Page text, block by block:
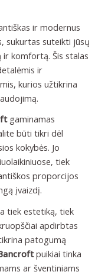
ir modernus
sukurtas suteikti jūsų
komfortą. Šis stalas
ir
kurios užtikrina
gaminamas
būti tikri dėl
kokybės. Jo
tiek
proporcijos
įvaizdį.
tiek estetiką, tiek
apdirbtas
patogumą
puikiai tinka
ar šventiniams